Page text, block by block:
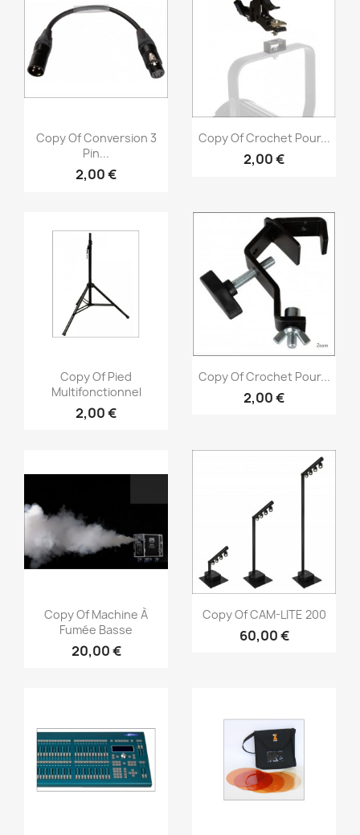
Vorschau
Copy Of Conversion 3
Pin...
2,00 €
Vorschau
Copy Of Crochet Pour...
2,00 €
Vorschau
Copy Of Pied
Multifonctionnel
2,00 €
Vorschau
Copy Of Crochet Pour...
2,00 €
Vorschau
Copy Of Machine À
Fumée Basse
20,00 €
Vorschau
Copy Of CAM-LITE 200
60,00 €